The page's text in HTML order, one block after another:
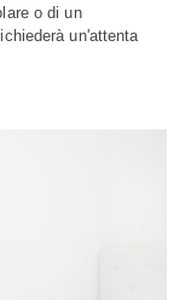
o di un
un'attenta